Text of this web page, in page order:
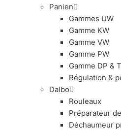
Panien
Gammes UW
Gamme KW
Gamme VW
Gamme PW
Gamme DP &
Régulation &
Dalbo
Rouleaux
Préparateur
Déchaumeur